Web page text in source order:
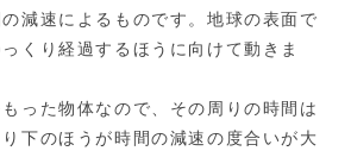
減速によるものです。地球の表面で
くり経過するほうに向けて動きま
った物体なので、その周りの時間は
下のほうが時間の減速の度合いが大